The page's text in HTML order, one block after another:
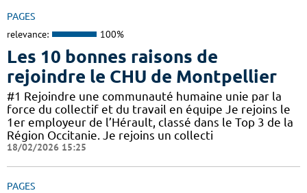
PAGES
relevance: 100%
Les 10 bonnes raisons de
rejoindre le CHU de Montpellier
#1 Rejoindre une communauté humaine unie par la
force du collectif et du travail en équipe Je rejoins le
1er employeur de l’Hérault, classé dans le Top 3 de la
Région Occitanie. Je rejoins un collecti
18/02/2026 15:25
PAGES